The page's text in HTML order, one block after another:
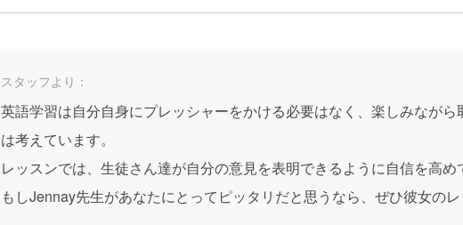
スタッフより：
英語学習は自分自身にプレッシャーをかける必要はなく、楽しみなが
は考えています。
レッスンでは、生徒さん達が自分の意見を表明できるように自信を高め
もしJennay先生があなたにとってピッタリだと思うなら、ぜひ彼女の